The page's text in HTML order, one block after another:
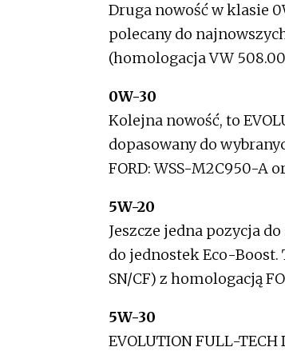
Druga nowość w klasie
polecany do
(homologacja VW
0W-30
Kolejna nowość, to
dopasowany do
FORD: WSS-M2C950-A
5W-20
Jeszcze jedna pozycja
do jednostek Eco-Boost.
SN/CF) z homologacją
5W-30
EVOLUTION FULL-